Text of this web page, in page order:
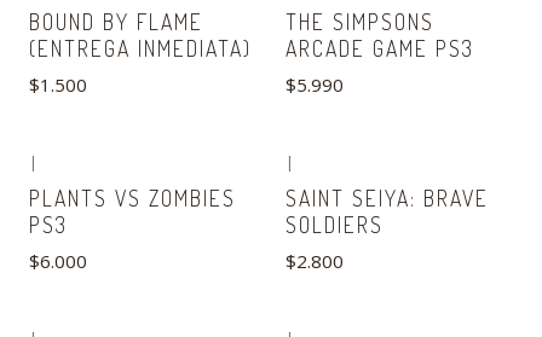
BOUND BY FLAME
(ENTREGA INMEDIATA)
$1.500
THE SIMPSONS
ARCADE GAME PS3
$5.990
|
PLANTS VS ZOMBIES
PS3
$6.000
|
SAINT SEIYA: BRAVE
SOLDIERS
$2.800